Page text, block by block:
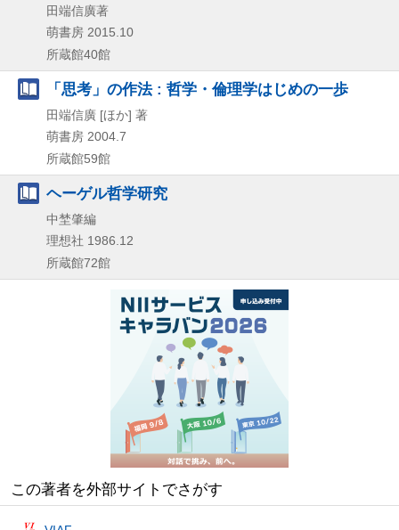
田端信廣著
萌書房 2015.10
所蔵館40館
「思考」の作法 : 哲学・倫理学はじめの一歩
田端信廣 [ほか] 著
萌書房 2004.7
所蔵館59館
ヘーゲル哲学研究
中埜肇編
理想社 1986.12
所蔵館72館
この著者を外部サイトでさがす